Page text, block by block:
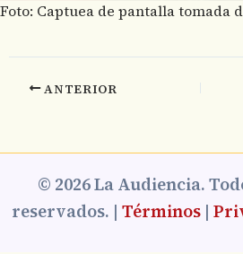
Foto: Captuea de pantalla tomada
ANTERIOR
© 2026 La Audiencia.
reservados. | Términos |